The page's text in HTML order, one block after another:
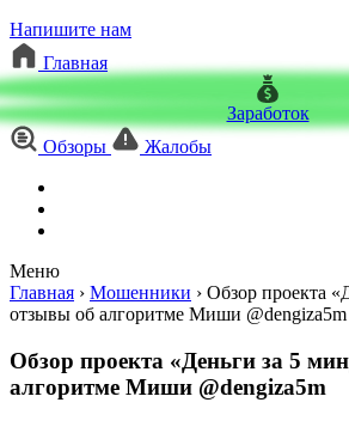
Напишите нам
Главная
Заработок
Обзоры
Жалобы
Меню
Главная › Мошенники › Обзор проекта
отзывы об алгоритме Миши @dengiza5m
Обзор проекта «Деньги за 5
алгоритме Миши @dengiza5m